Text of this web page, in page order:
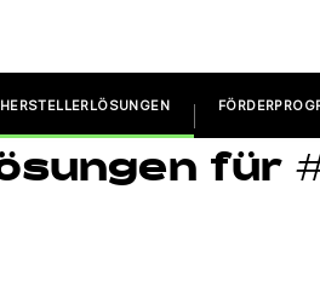
HERSTELLERLÖSUNGEN
für